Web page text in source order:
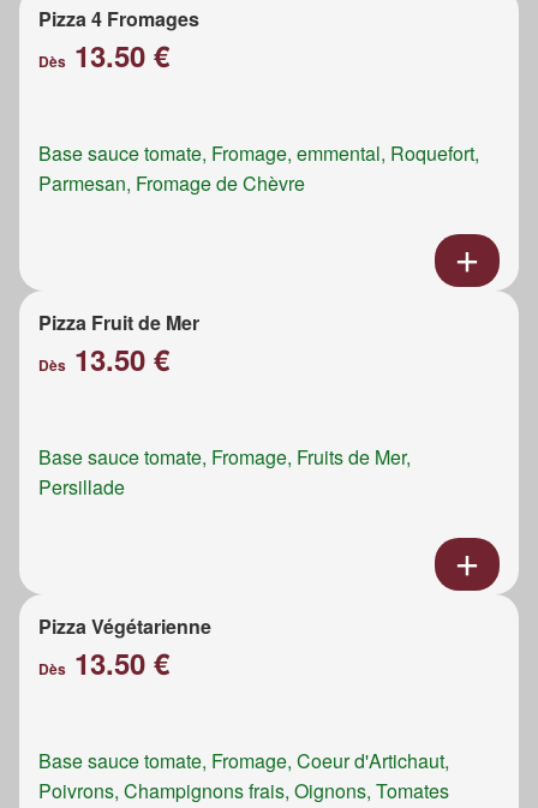
Pizza 4 Fromages
Dès 13.50 €
Base sauce tomate, Fromage, emmental, Roquefort,
Parmesan, Fromage de Chèvre
Pizza Fruit de Mer
Dès 13.50 €
Base sauce tomate, Fromage, Fruits de Mer,
Persillade
Pizza Végétarienne
Dès 13.50 €
Base sauce tomate, Fromage, Coeur d'Artichaut,
Poivrons, Champignons frais, Oignons, Tomates